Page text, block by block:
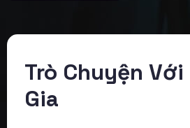
Trò Chuyện
Gia